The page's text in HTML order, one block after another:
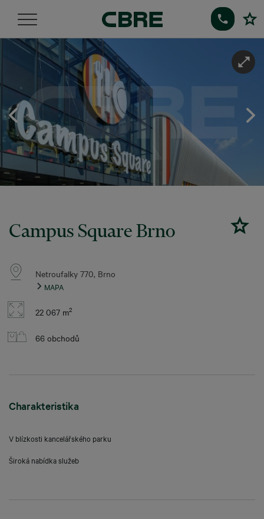
Campus Square Brno
Netroufalky 770, Brno
MAPA
22 067 m2
66 obchodů
Charakteristika
V blízkosti kancelářského parku
Široká nabídka služeb